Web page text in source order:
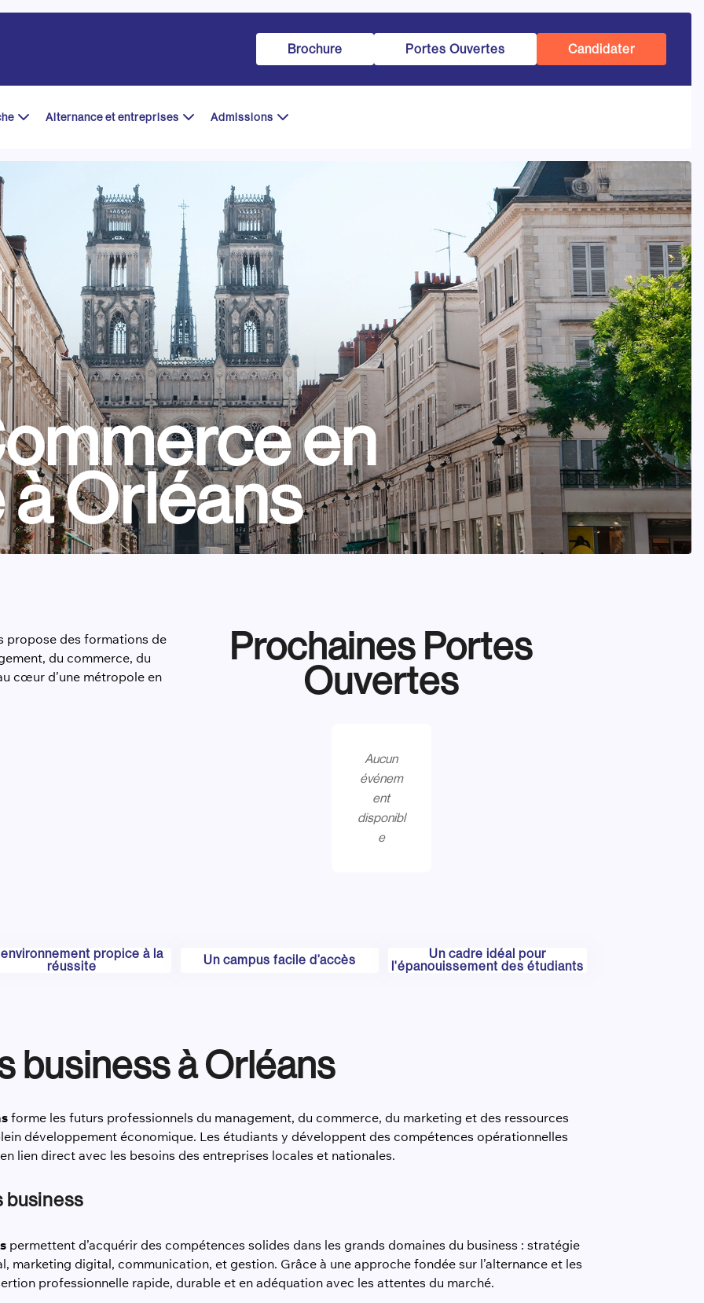
Brochure Portes Ouvertes Candidater
Alternance et entreprises Admissions
en
Orléans
propose des formations de
du commerce, du
cœur d’une métropole en
Prochaines Portes
Ouvertes
Aucun
événem
ent
disponibl
e
propice à la
réussite
Un campus facile d’accès
Un cadre idéal pour
l'épanouissement des étudiants
business à Orléans
forme les futurs professionnels du management, du commerce, du marketing et des ressources
développement économique. Les étudiants y développent des compétences opérationnelles
lien direct avec les besoins des entreprises locales et nationales.
business
permettent d’acquérir des compétences solides dans les grands domaines du business : stratégie
marketing digital, communication, et gestion. Grâce à une approche fondée sur l’alternance et les
professionnelle rapide, durable et en adéquation avec les attentes du marché.